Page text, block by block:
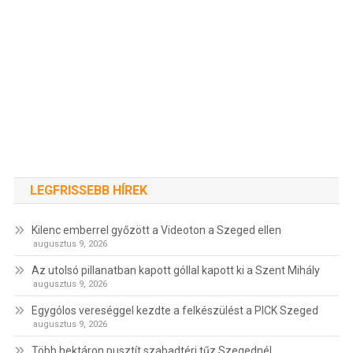
LEGFRISSEBB HÍREK
Kilenc emberrel győzött a Videoton a Szeged ellen
augusztus 9, 2026
Az utolsó pillanatban kapott góllal kapott ki a Szent Mihály
augusztus 9, 2026
Egygólos vereséggel kezdte a felkészülést a PICK Szeged
augusztus 9, 2026